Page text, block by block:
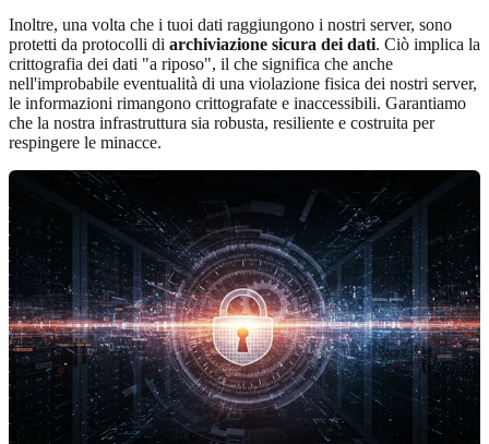
Inoltre, una volta che i tuoi dati raggiungono i nostri server, sono
protetti da protocolli di archiviazione sicura dei dati. Ciò implica la
crittografia dei dati "a riposo", il che significa che anche
nell'improbabile eventualità di una violazione fisica dei nostri server,
le informazioni rimangono crittografate e inaccessibili. Garantiamo
che la nostra infrastruttura sia robusta, resiliente e costruita per
respingere le minacce.